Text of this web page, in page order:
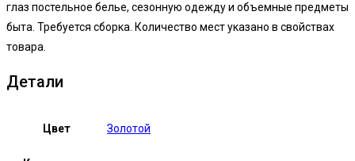
глаз постельное белье, сезонную одежду и объемные предметы
быта. Требуется сборка. Количество мест указано в свойствах
товара.
Детали
Цвет Золотой